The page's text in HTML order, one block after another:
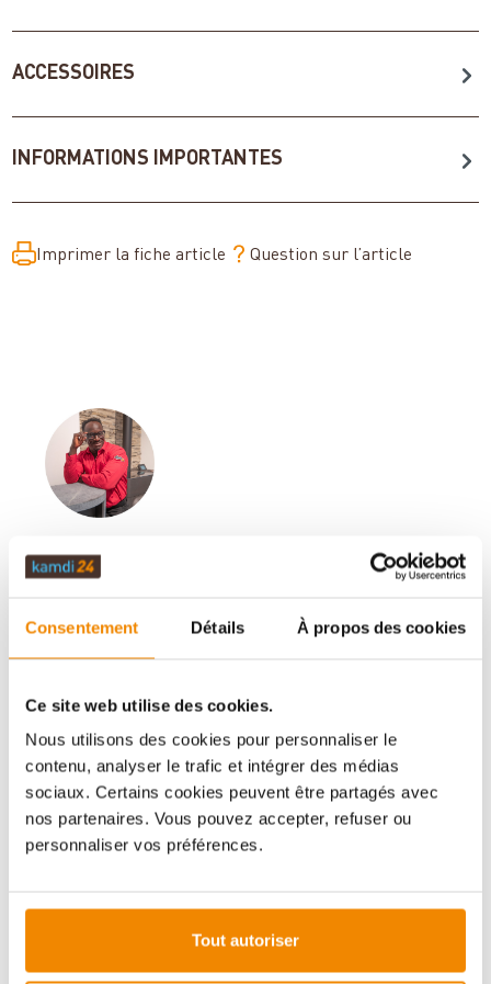
Consentement Détails À propos des cookies
Ce site web utilise des cookies.
Nous utilisons des cookies pour personnaliser le
contenu, analyser le trafic et intégrer des médias
sociaux. Certains cookies peuvent être partagés avec
nos partenaires. Vous pouvez accepter, refuser ou
personnaliser vos préférences.
Tout autoriser
ACCESSOIRES
INFORMATIONS IMPORTANTES
Imprimer la fiche article Question sur l’article
Votre conseiller en matière de poêles
et de cheminées:
Aboubakar Fofana vous conseille volontiers sur le
Vous avez des questions sur nos produits? N'hésitez
E-mail :
[email protected]
Téléphone :
+33 1 59 58 12 04